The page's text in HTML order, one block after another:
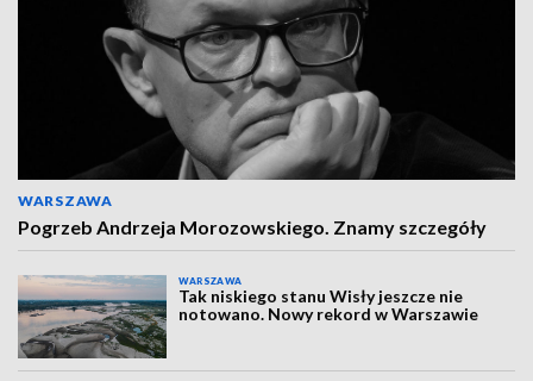
WARSZAWA
Pogrzeb Andrzeja Morozowskiego. Znamy szczegóły
WARSZAWA
Tak niskiego stanu Wisły jeszcze nie
notowano. Nowy rekord w Warszawie